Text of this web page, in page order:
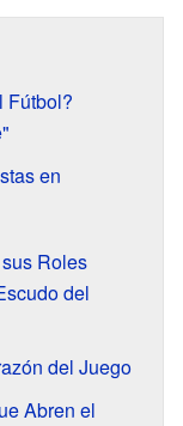
Fútbol?
en
Roles
del
del Juego
Abren el